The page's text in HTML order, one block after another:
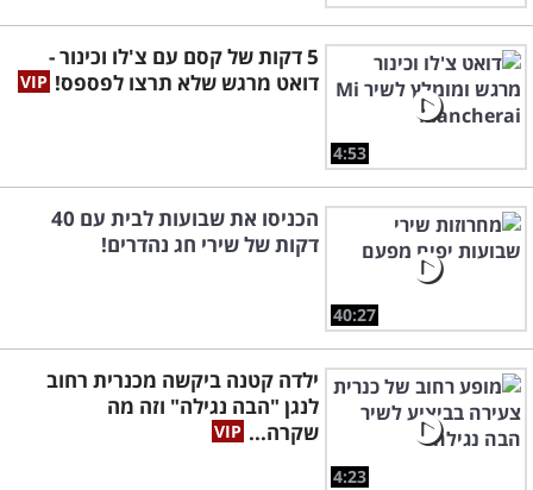
4:53
5 דקות של קסם עם צ'לו וכינור -
דואט מרגש שלא תרצו לפספס!
40:27
הכניסו את שבועות לבית עם 40
דקות של שירי חג נהדרים!
4:23
ילדה קטנה ביקשה מכנרית רחוב
לנגן "הבה נגילה" וזה מה
שקרה...